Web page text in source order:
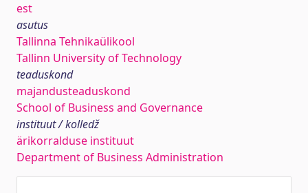
est
asutus
Tallinna Tehnikaülikool
Tallinn University of Technology
teaduskond
majandusteaduskond
School of Business and Governance
instituut / kolledž
ärikorralduse instituut
Department of Business Administration